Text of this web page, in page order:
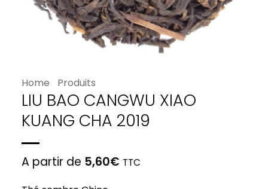
Home Produits
LIU BAO CANGWU XIAO
KUANG CHA 2019
A partir de 5,60€ TTC